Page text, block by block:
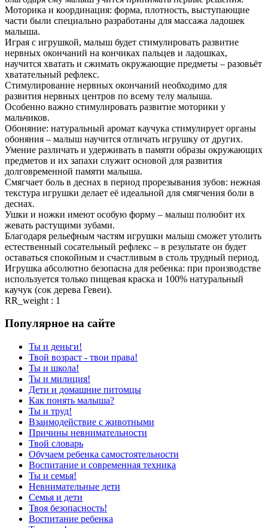
Моторика и координация: форма, плотность, выступающие
части были специально разработаны для массажа ладошек
малыша.
Играя с игрушкой, малыш будет стимулировать развитие
нервных окончаний на кончиках пальцев и ладошках,
научится хватать и сжимать окружающие предметы – разовьёт
хватательный рефлекс.
Стимулирование нервных окончаний необходимо для
развития нервных центров по всему телу малыша.
Особенно важно стимулировать развитие моторики у
мальчиков.
Обоняние: натуральный аромат каучука стимулирует органы
обоняния – малыш научится отличать игрушку от других.
Умение различать и удерживать в памяти образы окружающих
предметов и их запахи служит основой для развития
долговременной памяти малыша.
Смягчает боль в деснах в период прорезывания зубов: нежная
текстура игрушки делает её идеальной для смягчения боли в
деснах.
Ушки и ножки имеют особую форму – малыш полюбит их
жевать растущими зубами.
Благодаря рельефным частям игрушки малыш сможет утолить
естественный сосательный рефлекс – в результате он будет
оставаться спокойным и счастливым в столь трудный период.
Игрушка абсолютно безопасна для ребенка: при производстве
используется только пищевая краска и 100% натуральный
каучук (сок дерева Гевеи).
RR_weight : 1
Популярное на сайте
Ты и деньги!
Твой возраст - твои права!
Ты и школа!
Ты и милиция!
Дети и домашние питомцы
Как понять малыша?
Ты и труд!
Взаимодействие с животными
Причины невнимательности
Твой словарь
Обучаем ребенка самостоятельности
Воспитание и современная техника
Ты и семья!
Невнимательные дети
Семья и дети
Твоя безопасность!
Воспитание ребенка